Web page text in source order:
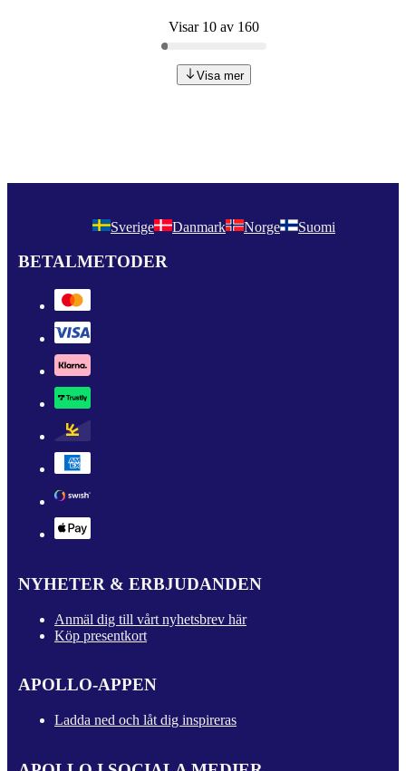
Visar 10 av 160
Visa mer
Sverige Danmark Norge Suomi
BETALMETODER
NYHETER & ERBJUDANDEN
Anmäl dig till vårt nyhetsbrev här
Köp presentkort
APOLLO-APPEN
Ladda ned och låt dig inspireras